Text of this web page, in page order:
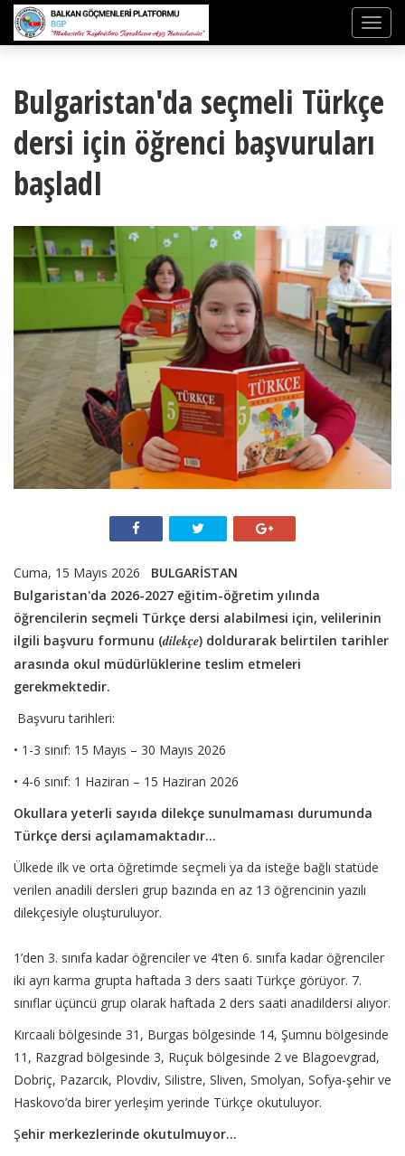
Bulgaristan'da seçmeli Türkçe
dersi için öğrenci başvuruları
başladI
Cuma, 15 Mayıs 2026 BULGARİSTAN
Bulgaristan'da 2026-2027 eğitim-öğretim yılında
öğrencilerin seçmeli Türkçe dersi alabilmesi için, velilerinin
ilgili başvuru formunu (dilekçe) doldurarak belirtilen tarihler
arasında okul müdürlüklerine teslim etmeleri
gerekmektedir.
Başvuru tarihleri:
• 1-3 sınıf: 15 Mayıs – 30 Mayıs 2026
• 4-6 sınıf: 1 Haziran – 15 Haziran 2026
Okullara yeterli sayıda dilekçe sunulmaması durumunda
Türkçe dersi açılamamaktadır...
Ülkede ilk ve orta öğretimde seçmeli ya da isteğe bağlı statüde
verilen anadili dersleri grup bazında en az 13 öğrencinin yazılı
dilekçesiyle oluşturuluyor.
1’den 3. sınıfa kadar öğrenciler ve 4’ten 6. sınıfa kadar öğrenciler
iki ayrı karma grupta haftada 3 ders saati Türkçe görüyor. 7.
sınıflar üçüncü grup olarak haftada 2 ders saati anadildersi alıyor.
Kırcaali bölgesinde 31, Burgas bölgesinde 14, Şumnu bölgesinde
11, Razgrad bölgesinde 3, Ruçuk bölgesinde 2 ve Blagoevgrad,
Dobriç, Pazarcık, Plovdiv, Silistre, Sliven, Smolyan, Sofya-şehir ve
Haskovo’da birer yerleşim yerinde Türkçe okutuluyor.
Şehir merkezlerinde okutulmuyor...